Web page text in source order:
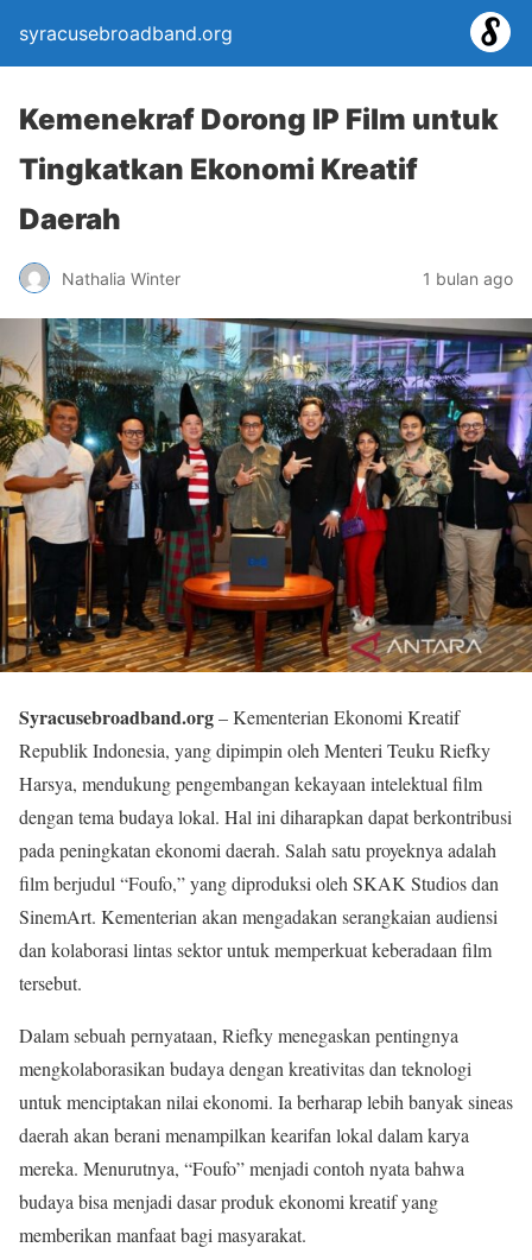
syracusebroadband.org
Kemenekraf Dorong IP Film untuk
Tingkatkan Ekonomi Kreatif
Daerah
Nathalia Winter 1 bulan ago
Syracusebroadband.org– Kementerian Ekonomi Kreatif
Republik Indonesia, yang dipimpin oleh Menteri Teuku Riefky
Harsya, mendukung pengembangan kekayaan intelektual film
dengan tema budaya lokal. Hal ini diharapkan dapat berkontribusi
pada peningkatan ekonomi daerah. Salah satu proyeknya adalah
film berjudul “Foufo,” yang diproduksi oleh SKAK Studios dan
SinemArt. Kementerian akan mengadakan serangkaian audiensi
dan kolaborasi lintas sektor untuk memperkuat keberadaan film
tersebut.
Dalam sebuah pernyataan, Riefky menegaskan pentingnya
mengkolaborasikan budaya dengan kreativitas dan teknologi
untuk menciptakan nilai ekonomi. Ia berharap lebih banyak sineas
daerah akan berani menampilkan kearifan lokal dalam karya
mereka. Menurutnya, “Foufo” menjadi contoh nyata bahwa
budaya bisa menjadi dasar produk ekonomi kreatif yang
memberikan manfaat bagi masyarakat.